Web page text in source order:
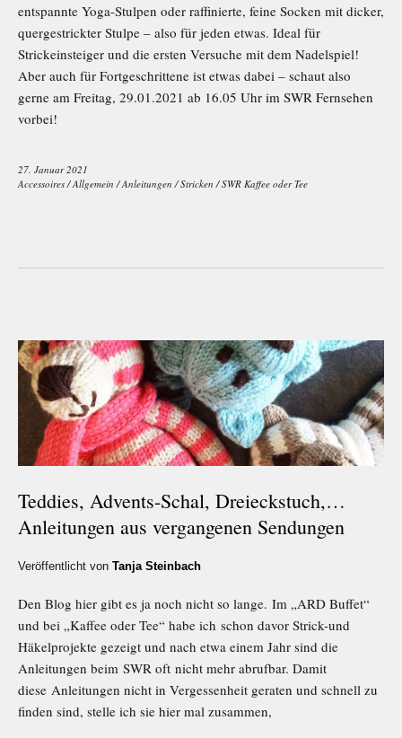
entspannte Yoga-Stulpen oder raffinierte, feine Socken mit dicker,
quergestrickter Stulpe – also für jeden etwas. Ideal für
Strickeinsteiger und die ersten Versuche mit dem Nadelspiel!
Aber auch für Fortgeschrittene ist etwas dabei – schaut also
gerne am Freitag, 29.01.2021 ab 16.05 Uhr im SWR Fernsehen
vorbei!
27. Januar 2021
Accessoires/Allgemein /Anleitungen /Stricken /SWR Kaffee oder Tee
Teddies, Advents-Schal, Dreieckstuch,…
Anleitungen aus vergangenen Sendungen
Veröffentlicht von Tanja Steinbach
Den Blog hier gibt es ja noch nicht so lange. Im „ARD Buffet“
und bei „Kaffee oder Tee“ habe ich schon davor Strick-und
Häkelprojekte gezeigt und nach etwa einem Jahr sind die
Anleitungen beim SWR oft nicht mehr abrufbar. Damit
diese Anleitungen nicht in Vergessenheit geraten und schnell zu
finden sind, stelle ich sie hier mal zusammen,